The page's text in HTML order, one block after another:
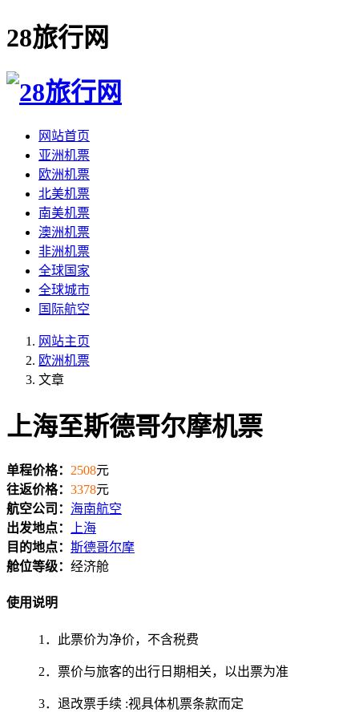
28旅行网
网站首页
亚洲机票
欧洲机票
北美机票
南美机票
澳洲机票
非洲机票
全球国家
全球城市
国际航空
网站主页
欧洲机票
文章
上海至斯德哥尔摩机票
单程价格： 2508元
往返价格： 3378元
航空公司： 海南航空
出发地点：
上海
目的地点： 斯德哥尔摩
舱位等级： 经济舱
使用说明
1．此票价为净价，不含税费
2．票价与旅客的出行日期相关，以出票为准
3．退改票手续 :视具体机票条款而定